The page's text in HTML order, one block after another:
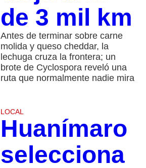
de 3 mil km
Antes de terminar sobre carne
molida y queso cheddar, la
lechuga cruza la frontera; un
brote de Cyclospora reveló una
ruta que normalmente nadie mira
LOCAL
Huanímaro
selecciona